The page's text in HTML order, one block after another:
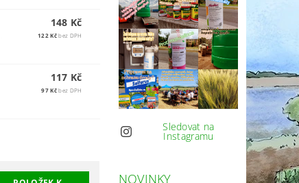
148 Kč
122 Kčbez DPH
117 Kč
97 Kčbez DPH
Sledovat na
Instagramu
NOVINKY